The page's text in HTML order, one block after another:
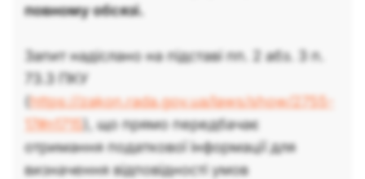
повному обсязі.
Запит надіслано на підставі пп. 2 абз. 3 п.
73.3 ПКУ
(https://zakon.rada.gov.ua/laws/show/2755-
17#n1715), що прямо передбачає
отримання податкової інформації для
визначення відповідності умов